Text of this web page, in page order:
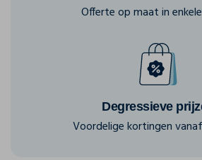
Offerte op maat in
Degressieve
Voordelige kortingen